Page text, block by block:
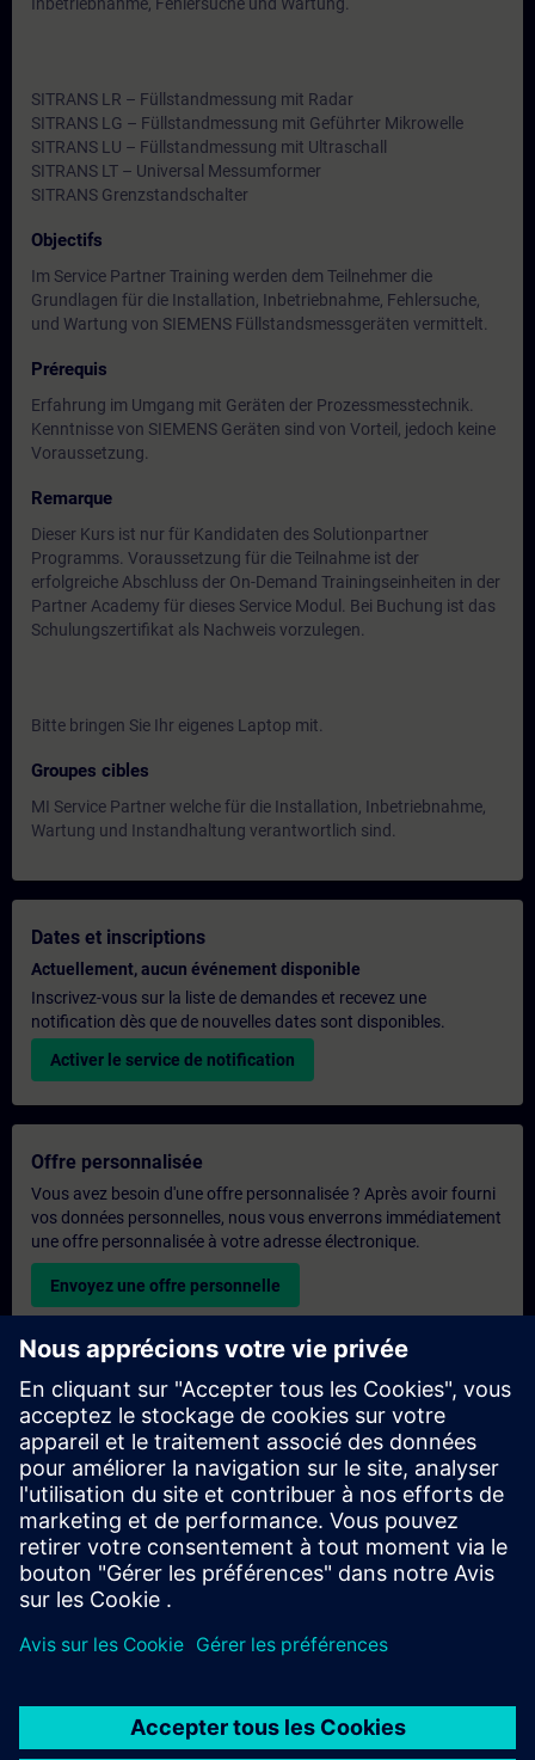
SITRANS LR – Füllstandmessung mit Radar
SITRANS LG – Füllstandmessung mit Geführter Mikrowelle
SITRANS LU – Füllstandmessung mit Ultraschall
SITRANS LT – Universal Messumformer
SITRANS Grenzstandschalter
Objectifs
Im Service Partner Training werden dem Teilnehmer die
Grundlagen für die Installation, Inbetriebnahme, Fehlersuche,
und Wartung von SIEMENS Füllstandsmessgeräten vermittelt.
Prérequis
Erfahrung im Umgang mit Geräten der Prozessmesstechnik.
Kenntnisse von SIEMENS Geräten sind von Vorteil, jedoch keine
Voraussetzung.
Remarque
Dieser Kurs ist nur für Kandidaten des Solutionpartner
Programms. Voraussetzung für die Teilnahme ist der
erfolgreiche Abschluss der On-Demand Trainingseinheiten in der
Partner Academy für dieses Service Modul. Bei Buchung ist das
Schulungszertifikat als Nachweis vorzulegen.
Bitte bringen Sie Ihr eigenes Laptop mit.
Groupes cibles
MI Service Partner welche für die Installation, Inbetriebnahme,
Wartung und Instandhaltung verantwortlich sind.
Dates et inscriptions
Actuellement, aucun événement disponible
Inscrivez-vous sur la liste de demandes et recevez une
notification dès que de nouvelles dates sont disponibles.
Activer le service de notification
Offre personnalisée
Vous avez besoin d'une offre personnalisée ? Après avoir fourni
vos données personnelles, nous vous enverrons immédiatement
une offre personnalisée à votre adresse électronique.
Envoyez une offre personnelle
Demande de formation exclusive
Veuillez remplir le formulaire ci-dessous si vous souhaitez
obtenir un devis pour une formation exclusive, que ce soit sur
site, en ligne ou dans notre centre de formation SITRAIN. Ce
type de demande convient aux groupes plus importants (6
personnes ou plus). Après avoir fourni vos coordonnées et vos
besoins en matière de formation, vous recevrez un devis de
notre part.
Demander un devis exclusif